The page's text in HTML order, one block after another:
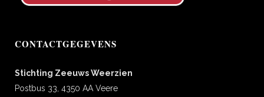
CONTACTGEGEVENS
Stichting Zeeuws Weerzien
Postbus 33, 4350 AA Veere